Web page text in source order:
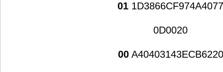
01 1D3866CF974A4077
0D0020
00A40403143ECB6220